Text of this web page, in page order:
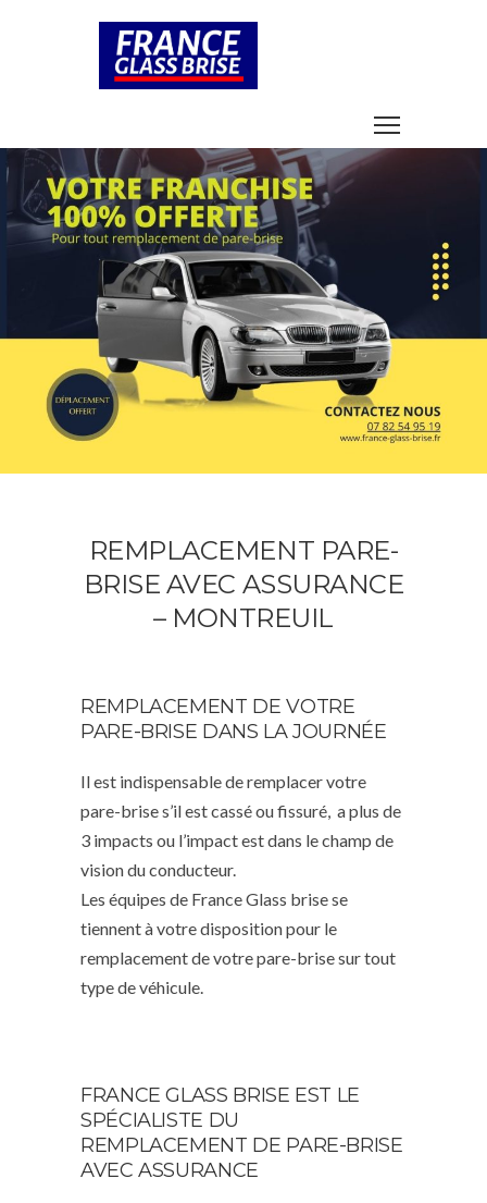
REMPLACEMENT PARE-
BRISE AVEC ASSURANCE
– MONTREUIL
REMPLACEMENT DE VOTRE
PARE-BRISE DANS LA JOURNÉE
Il est indispensable de remplacer votre
pare-brise s’il est cassé ou fissuré, a plus de
3 impacts ou l’impact est dans le champ de
vision du conducteur.
Les équipes de France Glass brise se
tiennent à votre disposition pour le
remplacement de votre pare-brise sur tout
type de véhicule.
FRANCE GLASS BRISE EST LE
SPÉCIALISTE DU
REMPLACEMENT DE PARE-BRISE
AVEC ASSURANCE